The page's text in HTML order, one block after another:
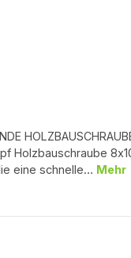
Holzbauschraube
eine schnelle… Mehr